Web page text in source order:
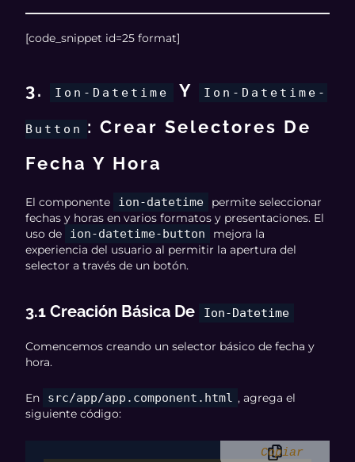
[code_snippet id=25 format]
3. Ion-Datetime Y Ion-Datetime-
Button
: Crear Selectores De
Fecha Y Hora
El componente ion-datetime
permite seleccionar
fechas y horas en varios formatos y presentaciones. El
uso de
ion-datetime-button
mejora la
experiencia del usuario al permitir la apertura del
selector a través de un botón.
3.1 Creación Básica De Ion-Datetime
Comencemos creando un selector básico de fecha y
hora.
En src/app/app.component.html , agrega el
siguiente código:
Copiar